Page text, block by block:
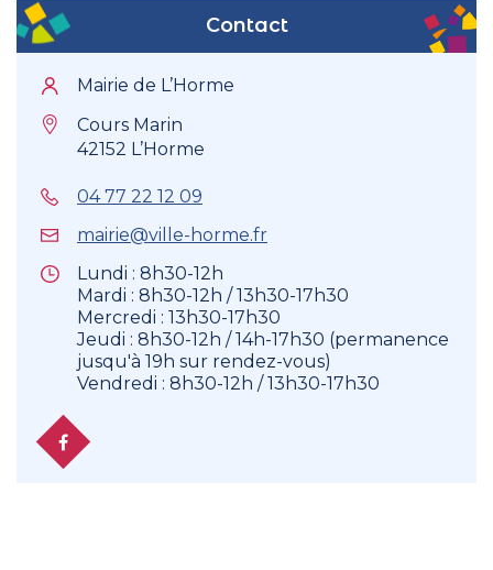
Contact
Mairie de L’Horme
Cours Marin
42152 L’Horme
04 77 22 12 09
mairie@ville-horme.fr
Lundi : 8h30-12h
Mardi : 8h30-12h / 13h30-17h30
Mercredi : 13h30-17h30
Jeudi : 8h30-12h / 14h-17h30 (permanence
jusqu'à 19h sur rendez-vous)
Vendredi : 8h30-12h / 13h30-17h30
Facebook